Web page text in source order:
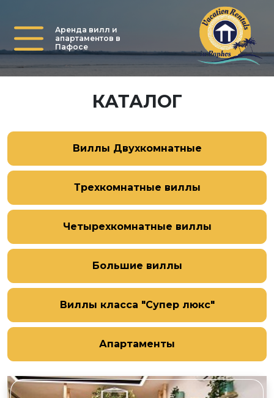
Аренда вилл и
апартаментов в
Пафосе
КАТАЛОГ
Виллы Двухкомнатные
Трехкомнатные виллы
Четырехкомнатные виллы
Большие виллы
Виллы класса "Супер люкс"
Апартаменты